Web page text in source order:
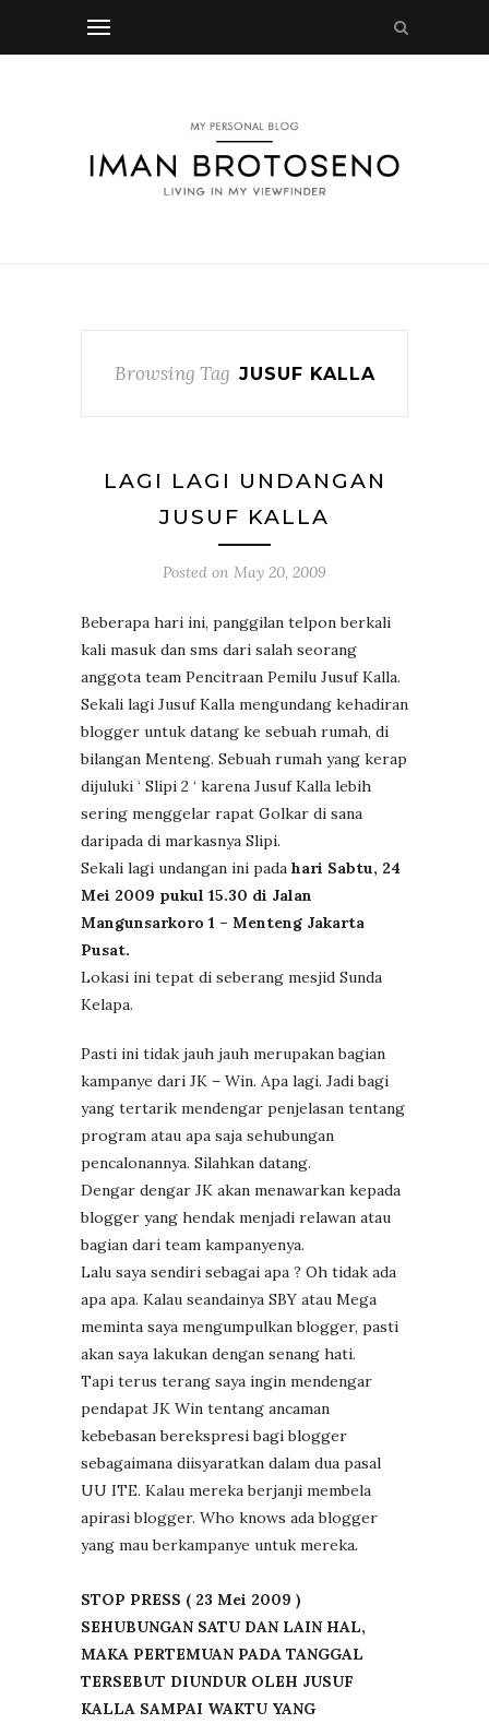
Browsing Tag JUSUF KALLA
LAGI LAGI UNDANGAN
JUSUF KALLA
Posted on May 20, 2009
Beberapa hari ini, panggilan telpon berkali
kali masuk dan sms dari salah seorang
anggota team Pencitraan Pemilu Jusuf Kalla.
Sekali lagi Jusuf Kalla mengundang kehadiran
blogger untuk datang ke sebuah rumah, di
bilangan Menteng. Sebuah rumah yang kerap
dijuluki ‘ Slipi 2 ‘ karena Jusuf Kalla lebih
sering menggelar rapat Golkar di sana
daripada di markasnya Slipi.
Sekali lagi undangan ini pada hari Sabtu, 24
Mei 2009 pukul 15.30 di Jalan
Mangunsarkoro 1 – Menteng Jakarta
Pusat.
Lokasi ini tepat di seberang mesjid Sunda
Kelapa.
Pasti ini tidak jauh jauh merupakan bagian
kampanye dari JK – Win. Apa lagi. Jadi bagi
yang tertarik mendengar penjelasan tentang
program atau apa saja sehubungan
pencalonannya. Silahkan datang.
Dengar dengar JK akan menawarkan kepada
blogger yang hendak menjadi relawan atau
bagian dari team kampanyenya.
Lalu saya sendiri sebagai apa ? Oh tidak ada
apa apa. Kalau seandainya SBY atau Mega
meminta saya mengumpulkan blogger, pasti
akan saya lakukan dengan senang hati.
Tapi terus terang saya ingin mendengar
pendapat JK Win tentang ancaman
kebebasan berekspresi bagi blogger
sebagaimana diisyaratkan dalam dua pasal
UU ITE. Kalau mereka berjanji membela
apirasi blogger. Who knows ada blogger
yang mau berkampanye untuk mereka.
STOP PRESS ( 23 Mei 2009 )
SEHUBUNGAN SATU DAN LAIN HAL,
MAKA PERTEMUAN PADA TANGGAL
TERSEBUT DIUNDUR OLEH JUSUF
KALLA SAMPAI WAKTU YANG